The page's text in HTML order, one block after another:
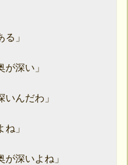
」
深い」
んだわ」
」
深いよね」